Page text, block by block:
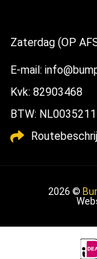
Zaterdag (OP
E-mail:
Kvk: 82903468
BTW:
2026 ©